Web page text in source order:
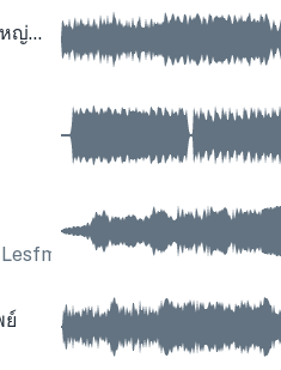
การเดินทางครั้งยิ่งใหญ่ที่สร้างแรงบันดาลใจ
Lesfm
ย์